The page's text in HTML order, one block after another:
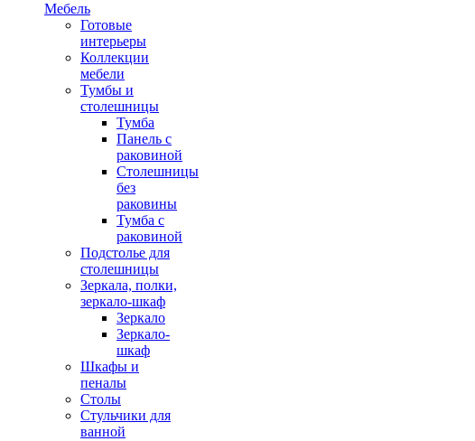
Мебель
Готовые
интерьеры
Коллекции
мебели
Тумбы и
столешницы
Тумба
Панель с
раковиной
Столешницы
без
раковины
Тумба с
раковиной
Подстолье для
столешницы
Зеркала, полки,
зеркало-шкаф
Зеркало
Зеркало-
шкаф
Шкафы и
пеналы
Столы
Стульчики для
ванной